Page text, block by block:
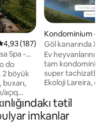
reytinq 4,93/5, 187 rəy
4,93 (187)
Spa -
do
açıq
otağı və
yataq
Kondominium -
tida ərazisi
Göl kənarında
Atlântida
Ev heyvanlarını
tam
super təchizatlı
Ekoloji Lareira,
Kondisioner, Wi-
Çimərlikdən
Əmlak və
tətil
imkanlar